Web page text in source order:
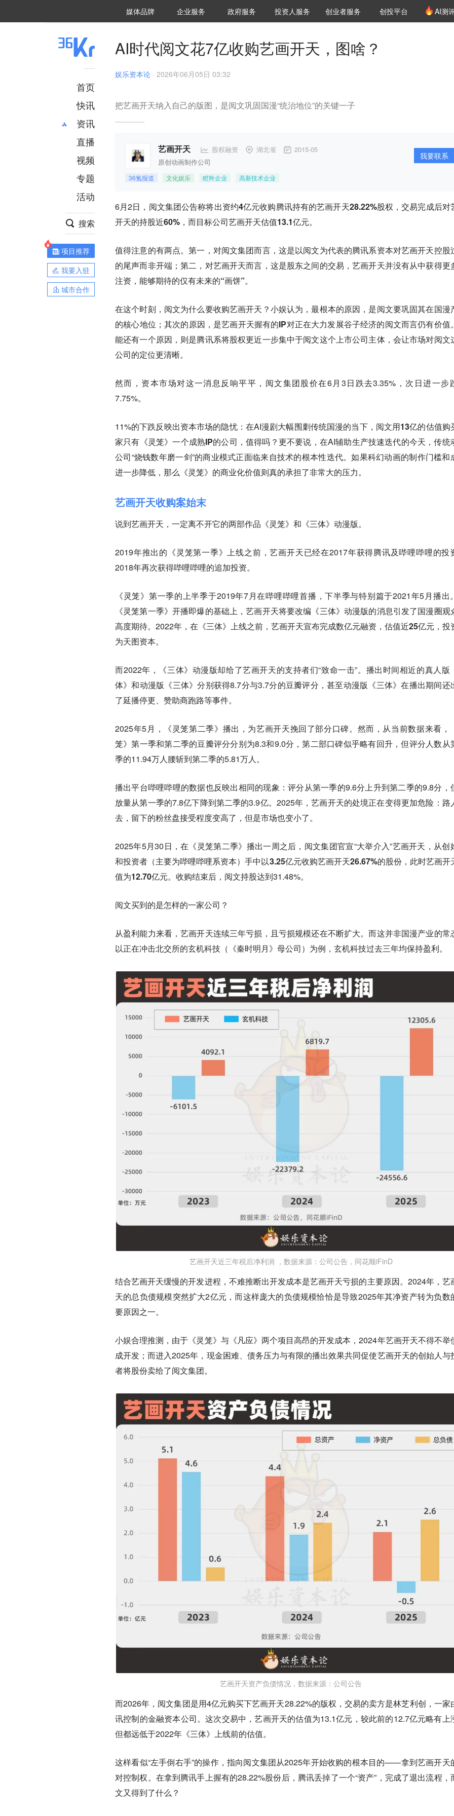
媒体品牌 36Kr研究院
企业服务 城市之窗
政府服务 VClub投资机构库
投资机构职位推介
投资人服务 创投氪堂
创业者服务 创投平台 AI测
首页
快讯
资讯
推荐
财经
项目推荐
安徽
直播
视频
专题
活动
搜索
项目推荐
我要入驻
城市合作
AI时代阅文花7亿收购艺画开天，图啥？
娱乐资本论 · 2026年06月05日 03:32
把艺画开天纳入自己的版图，是阅文巩固国漫“统治地位”的关键一子
艺画开天 股权融资 湖北省 2015-05
原创动画制作公司
36氪报道 文化娱乐 瞪羚企业 高新技术企业
我要联系
6月2日，阅文集团公告称将出资约4亿元收购腾讯持有的艺画开天28.22%股权 ，交易完成后对
开天的持股近60% ，而目标公司艺画开天估值13.1亿元。
值得注意的有两点。第一，对阅文集团而言，这是以阅文为代表的腾讯系资本对艺画开天控股
的尾声而非开端 ；第二，对艺画开天而言，这是股东之间的交易，艺画开天并没有从中获得更
注资，能够期待的仅有未来的“画饼”。
在这个时刻，阅文为什么要收购艺画开天？小娱认为，最根本的原因， 是阅文要巩固其在国漫
的核心地位 ；其次的原因，是艺画开天握有的IP对正在大力发展谷子经济的阅文而言仍有价值
能还有一个原因，则是腾讯系将股权更近一步集中于阅文这个上市公司主体，会让市场对阅文
公司的定位更清晰。
然而，资本市场对这一消息反响平平，阅文集团股价在6月3日跌去3.35%，次日进一步
7.75%。
11%的下跌反映出资本市场的隐忧：在AI漫剧大幅围剿传统国漫的当下， 阅文用13亿的估值购
家只有《灵笼》一个成熟IP的公司，值得吗？更不要说，在AI辅助生产技速迭代的今天，传统
公司“烧钱数年磨一剑”的商业模式正面临来自技术的根本性迭代。如果科幻动画的制作门槛和
进一步降低，那么《灵笼》的商业化价值则真的承担了非常大的压力。
艺画开天收购案始末
说到艺画开天，一定离不开它的两部作品《灵笼》和《三体》动漫版。
2019年推出的《灵笼第一季》上线之前，艺画开天已经在2017年获得腾讯及哔哩哔哩的投
2018年再次获得哔哩哔哩的追加投资。
《灵笼》第一季的上半季于2019年7月在哔哩哔哩首播，下半季与特别篇于2021年5月播出
《灵笼第一季》开播即爆的基础上，艺画开天将要改编《三体》动漫版的消息引发了国漫圈观
高度期待。2022年，在《三体》上线之前，艺画开天宣布完成数亿元融资， 估值近25亿元 ，
为天图资本。
而2022年，《三体》动漫版却给了艺画开天的支持者们“致命一击”。播出时间相近的真人版
体》和动漫版《三体》分别获得8.7分与3.7分的豆瓣评分，甚至动漫版《三体》在播出期间还
了延播停更、赞助商跑路等事件。
2025年5月，《灵笼第二季》播出，为艺画开天挽回了部分口碑。然而，从当前数据来看，
笼》第一季和第二季的豆瓣评分分别为8.3和9.0分，第二部口碑似乎略有回升，但评分人数从
季的11.94万人腰斩到第二季的5.81万人。
播出平台哔哩哔哩的数据也反映出相同的现象：评分从第一季的9.6分上升到第二季的9.8分，
放量从第一季的7.8亿下降到第二季的3.9亿。2025年，艺画开天的处境正在变得更加危险： 路
去，留下的粉丝盘接受程度变高了，但是市场也变小了。
2025年5月30日，在《灵笼第二季》播出一周之后，阅文集团官宣“大举介入”艺画开天，从创
和投资者（主要为哔哩哔哩系资本）手中以3.25亿元收购艺画开天26.67%的股份，此时艺画开
值为12.70亿元。收购结束后，阅文持股达到31.48%。
阅文买到的是怎样的一家公司？
从盈利能力来看，艺画开天连续三年亏损，且亏损规模还在不断扩大。而这并非国漫产业的常
以正在冲击北交所的玄机科技（《秦时明月》母公司）为例，玄机科技过去三年均保持盈利。
艺画开天近三年税后净利润 ，数据来源：公司公告，同花顺iFinD
结合艺画开天缓慢的开发进程，不难推断出开发成本是艺画开天亏损的主要原因。2024年，艺
天的总负债规模突然扩大2亿元，而这样庞大的负债规模恰恰是导致2025年其净资产转为负数
要原因之一。
小娱合理推测，由于《灵笼》与《凡应》两个项目高昂的开发成本，2024年艺画开天不得不举
成开发；而进入2025年， 现金困难、债务压力与有限的播出效果共同促使艺画开天的创始人与
者将股份卖给了阅文集团。
艺画开天资产负债情况，数据来源：公司公告
而2026年，阅文集团是用4亿元购买下艺画开天28.22%的版权，交易的卖方是林芝利创，一家
讯控制的金融资本公司。这次交易中，艺画开天的估值为13.1亿元，较此前的12.7亿元略有上
但都远低于2022年《三体》上线前的估值。
这样看似“左手倒右手”的操作，指向阅文集团从2025年开始收购的根本目的——拿到艺画开天
对控制权。在拿到腾讯手上握有的28.22%股份后，腾讯丢掉了一个“资产”，完成了退出流程，
文又得到了什么？